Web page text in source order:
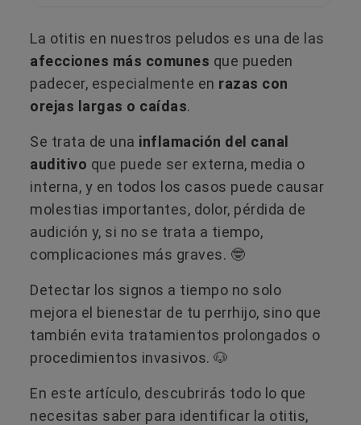
La otitis en nuestros peludos es una de las
afecciones más comunes que pueden
padecer, especialmente en razas con
orejas largas o caídas.
Se trata de una inflamación del canal
auditivo que puede ser externa, media o
interna, y en todos los casos puede causar
molestias importantes, dolor, pérdida de
audición y, si no se trata a tiempo,
complicaciones más graves. 🤓
Detectar los signos a tiempo no solo
mejora el bienestar de tu perrhijo, sino que
también evita tratamientos prolongados o
procedimientos invasivos. 🐶
En este artículo, descubrirás todo lo que
necesitas saber para identificar la otitis,